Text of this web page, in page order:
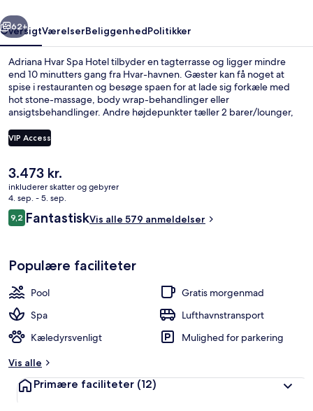
Næste
62+
OversigtVærelserBeliggenhedPolitikker
Adriana Hvar Spa Hotel tilbyder en tagterrasse og ligger mindre
end 10 minutters gang fra Hvar-havnen. Gæster kan få noget at
spise i restauranten og besøge spaen for at lade sig forkæle med
hot stone-massage, body wrap-behandlinger eller
ansigtsbehandlinger. Andre højdepunkter tæller 2 barer/lounger,
sige om stedets hjælpsomme personale.
VIP Access
Den
nuværende
pris
er
3.473 kr.
3.473 kr.
inkluderer skatter og gebyrer
4. sep. - 5. sep.
Anmeldelser
9,29,2 ud af 10.
FantastiskVis alle 579 anmeldelser
Populære faciliteter
Pool
Gratis morgenmad
Spa
Lufthavnstransport
Kæledyrsvenligt
Mulighed for parkering
Vis alle
Primære faciliteter (12)